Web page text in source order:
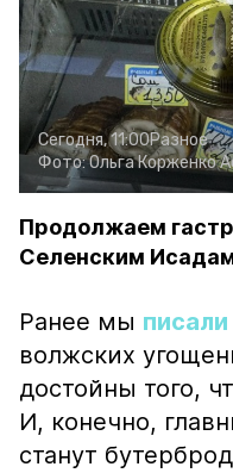
Сегодня, 11:00Разное
Фото:Ольга Корженко
Продолжаем
Селенским
Ранее мы писали
волжских
достойны того,
И, конечно,
станут